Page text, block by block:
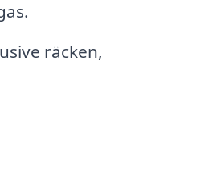
räcken,